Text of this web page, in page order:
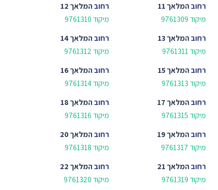
רחובהמלאך 11
מיקוד 9761309
רחובהמלאך 12
מיקוד 9761310
רחובהמלאך 13
מיקוד 9761311
רחובהמלאך 14
מיקוד 9761312
רחובהמלאך 15
מיקוד 9761313
רחובהמלאך 16
מיקוד 9761314
רחובהמלאך 17
מיקוד 9761315
רחובהמלאך 18
מיקוד 9761316
רחובהמלאך 19
מיקוד 9761317
רחובהמלאך 20
מיקוד 9761318
רחובהמלאך 21
מיקוד 9761319
רחובהמלאך 22
מיקוד 9761320